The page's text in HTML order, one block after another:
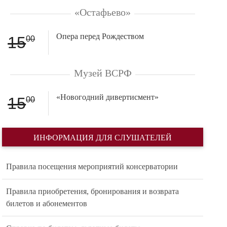
«Остафьево»
1500 Опера перед Рождеством
Музей ВСРФ
1500 «Новогодний дивертисмент»
ИНФОРМАЦИЯ ДЛЯ СЛУШАТЕЛЕЙ
Правила посещения мероприятий консерватории
Правила приобретения, бронирования и возврата
билетов и абонементов